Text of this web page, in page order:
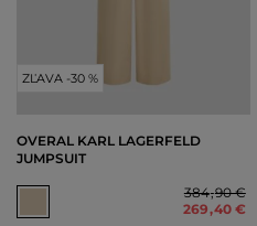
ZĽAVA -30 %
OVERAL KARL LAGERFELD
JUMPSUIT
384,90 €
269,40 €